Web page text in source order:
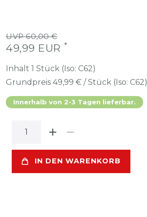
UVP 60,00 €
49,99 EUR *
Inhalt 1 Stück (Iso: C62)
Grundpreis 49,99 € / Stück (Iso: C62)
Innerhalb von 2-3 Tagen lieferbar.
IN DEN WARENKORB